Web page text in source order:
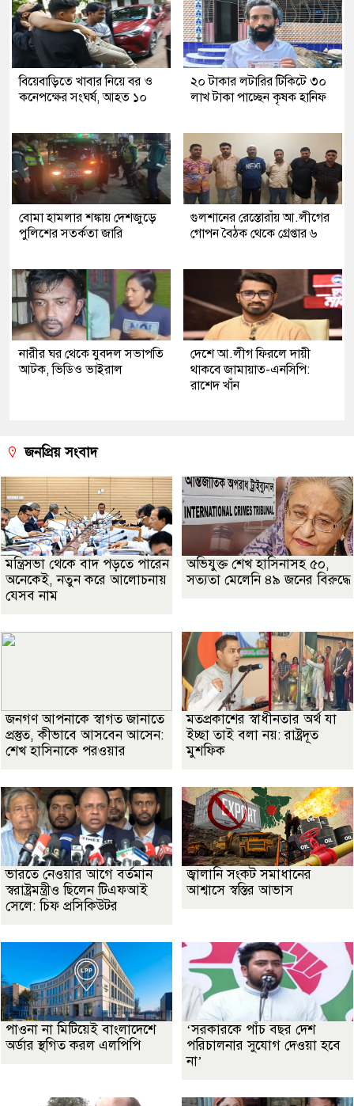
বিয়েবাড়িতে খাবার নিয়ে বর ও
কনেপক্ষের সংঘর্ষ, আহত ১০
২০ টাকার লটারির টিকিটে ৩০
লাখ টাকা পাচ্ছেন কৃষক হানিফ
বোমা হামলার শঙ্কায় দেশজুড়ে
পুলিশের সতর্কতা জারি
গুলশানের রেস্তোরাঁয় আ.লীগের
গোপন বৈঠক থেকে গ্রেপ্তার ৬
নারীর ঘর থেকে যুবদল সভাপতি
আটক, ভিডিও ভাইরাল
দেশে আ.লীগ ফিরলে দায়ী
থাকবে জামায়াত-এনসিপি:
রাশেদ খাঁন
জনপ্রিয় সংবাদ
মন্ত্রিসভা থেকে বাদ পড়তে পারেন
অনেকেই, নতুন করে আলোচনায়
যেসব নাম
অভিযুক্ত শেখ হাসিনাসহ ৫০,
সত্যতা মেলেনি ৪৯ জনের বিরুদ্ধে
জনগণ আপনাকে স্বাগত জানাতে
প্রস্তুত, কীভাবে আসবেন আসেন:
শেখ হাসিনাকে পরওয়ার
মতপ্রকাশের স্বাধীনতার অর্থ যা
ইচ্ছা তাই বলা নয়: রাষ্ট্রদূত
মুশফিক
ভারতে নেওয়ার আগে বর্তমান
স্বরাষ্ট্রমন্ত্রীও ছিলেন টিএফআই
সেলে: চিফ প্রসিকিউটর
জ্বালানি সংকট সমাধানের
আশ্বাসে স্বস্তির আভাস
পাওনা না মিটিয়েই বাংলাদেশে
অর্ডার স্থগিত করল এলপিপি
‘সরকারকে পাঁচ বছর দেশ
পরিচালনার সুযোগ দেওয়া হবে
না’